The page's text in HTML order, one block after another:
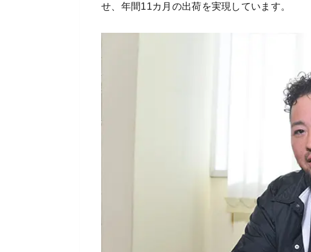
せ、年間11カ月の出荷を実現しています。